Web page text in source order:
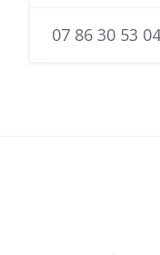
07 86 30 53 04